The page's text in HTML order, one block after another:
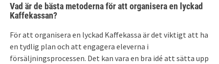
Vad är de bästa metoderna för att organisera en lyckad
Kaffekassan?
För att organisera en lyckad Kaffekassa är det viktigt att ha
en tydlig plan och att engagera eleverna i
försäljningsprocessen. Det kan vara en bra idé att sätta upp